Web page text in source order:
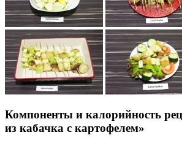
Компоненты и калорийность
из кабачка с картофелем»